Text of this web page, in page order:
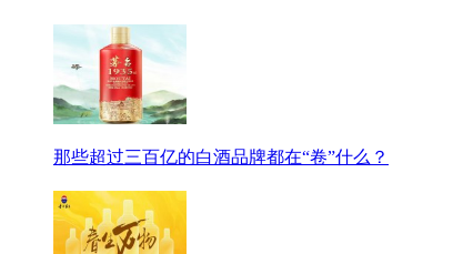
那些超过三百亿的白酒品牌都在“卷”什么？